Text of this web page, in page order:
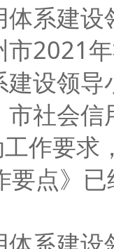
系建
市2021
设领
社会
工作要
要点》